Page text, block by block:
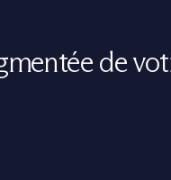
de